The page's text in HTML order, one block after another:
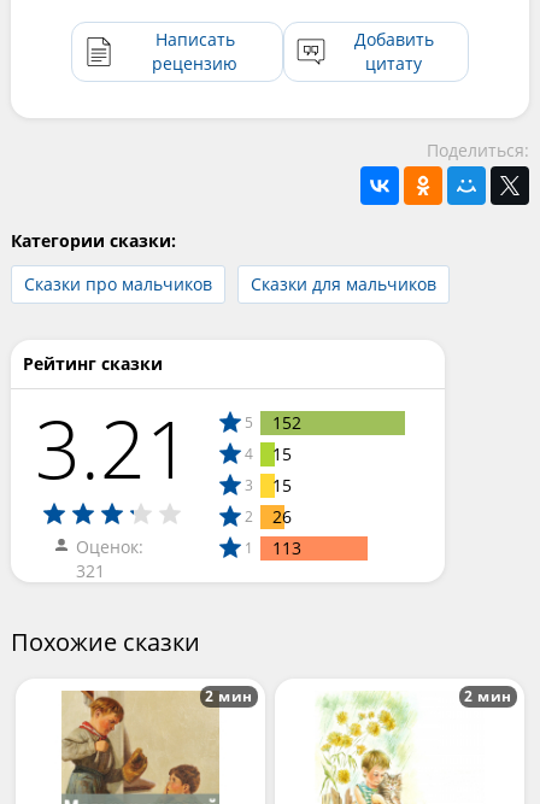
Написать
рецензию
Добавить
цитату
Поделиться:
Категории сказки:
Сказки про мальчиков
Сказки для мальчиков
Рейтинг сказки
3.21
Оценок:
321
5 152
4 15
3 15
2 26
1 113
Похожие сказки
2 мин 2 мин